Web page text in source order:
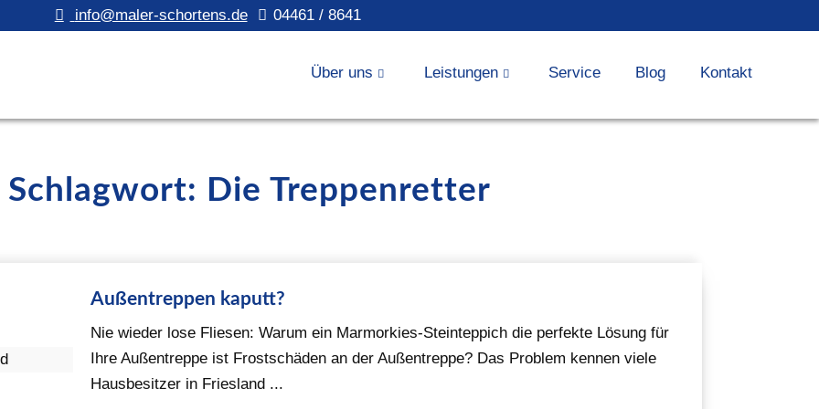
info@maler-schortens.de 04461 / 8641
Über uns Leistungen Service Blog Kontakt
Schlagwort: Die Treppenretter
Außentreppen kaputt?
Nie wieder lose Fliesen: Warum ein Marmorkies-Steinteppich die perfekte Lösung für
Ihre Außentreppe ist Frostschäden an der Außentreppe? Das Problem kennen viele
Hausbesitzer in Friesland ...